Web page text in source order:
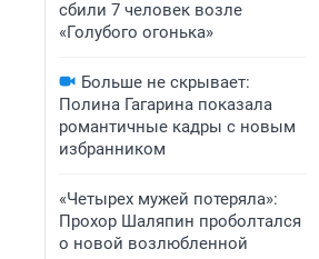
сбили 7 человек возле
«Голубого огонька»
Больше не скрывает:
Полина Гагарина показала
романтичные кадры с новым
избранником
«Четырех мужей потеряла»:
Прохор Шаляпин проболтался
о новой возлюбленной